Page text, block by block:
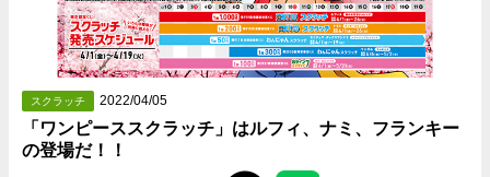
スクラッチ 2022/04/05
「ワンピーススクラッチ」はルフィ、ナミ、フランキー
の登場だ！！